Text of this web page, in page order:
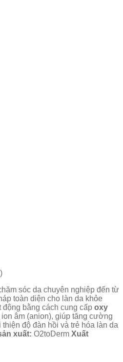
sóc da chuyên nghiệp đến từ
toàn diện cho làn da khỏe
động bằng cách cung cấp oxy
ion âm (anion), giúp tăng cường
thiện độ đàn hồi và trẻ hóa làn da
xuất: O2toDerm Xuất